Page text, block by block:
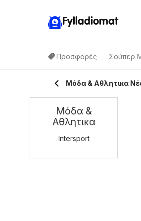
Fylladiomat
Προσφορές Σούπερ
Μόδα & Aθλητικα
Μόδα &
Aθλητικα
Intersport